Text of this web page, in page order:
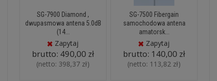
SG-7900 Diamond ,
dwupasmowa antena 5.0dB
(14...
Zapytaj
brutto: 490,00 zł
(netto: 398,37 zł)
SG-7500 Fibergain
samochodowa antena
amatorsk...
Zapytaj
brutto: 140,00 zł
(netto: 113,82 zł)